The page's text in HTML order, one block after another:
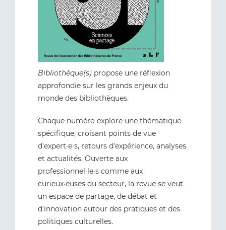
Bibliothèque(s) propose une réflexion
approfondie sur les grands enjeux du
monde des bibliothèques.
Chaque numéro explore une thématique
spécifique, croisant points de vue
d'expert·e·s, retours d'expérience, analyses
et actualités. Ouverte aux
professionnel·le·s comme aux
curieux·euses du secteur, la revue se veut
un espace de partage, de débat et
d'innovation autour des pratiques et des
politiques culturelles.